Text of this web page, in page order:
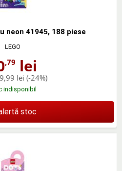
neon 41945, 188 piese
LEGO
,79 lei
lei (-24%)
indisponibil
stoc